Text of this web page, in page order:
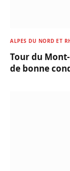
ALPES DU NORD ET
Tour du
de bonne